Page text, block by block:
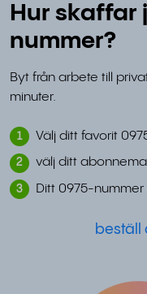
Hur skaffar
nummer?
Byt från arbete till
minuter.
1 Välj ditt favorit
2 välj ditt
3 Ditt 0975-
beställ